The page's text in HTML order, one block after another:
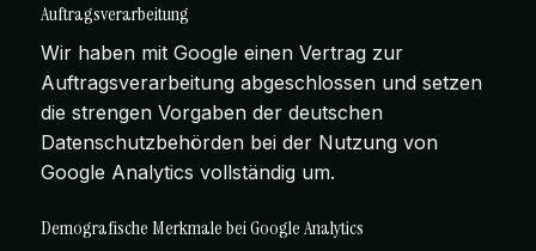
Auftragsverarbeitung
Wir haben mit Google einen Vertrag zur
Auftragsverarbeitung abgeschlossen und setzen
die strengen Vorgaben der deutschen
Datenschutzbehörden bei der Nutzung von
Google Analytics vollständig um.
Demografische Merkmale bei Google Analytics